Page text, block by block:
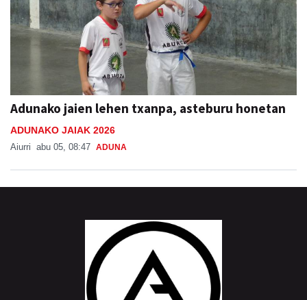
Adunako jaien lehen txanpa, asteburu honetan
ADUNAKO JAIAK 2026
Aiurri abu 05, 08:47 ADUNA